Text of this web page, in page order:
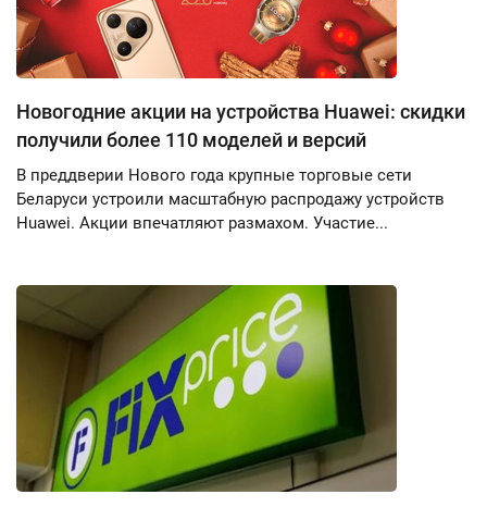
Новогодние акции на устройства Huawei: скидки
получили более 110 моделей и версий
В преддверии Нового года крупные торговые сети
Беларуси устроили масштабную распродажу устройств
Huawei. Акции впечатляют размахом. Участие...